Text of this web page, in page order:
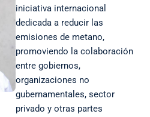
iniciativa internacional
dedicada a reducir las
emisiones de metano,
promoviendo la colaboración
entre gobiernos,
organizaciones no
gubernamentales, sector
privado y otras partes